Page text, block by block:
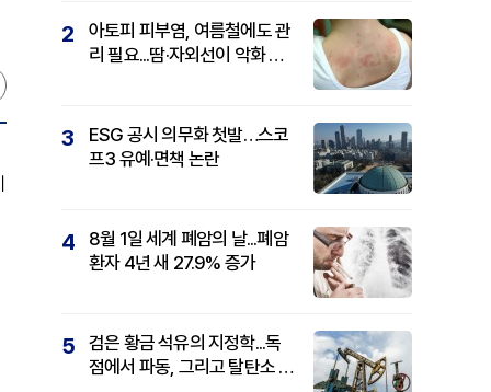
2
아토피 피부염, 여름철에도 관
리 필요...땀·자외선이 악화 요
3
ESG 공시 의무화 첫발…스코
프3 유예·면책 논란
4
8월 1일 세계 폐암의 날...폐암
환자 4년 새 27.9% 증가
5
검은 황금 석유의 지정학...독
점에서 파동, 그리고 탈탄소 패